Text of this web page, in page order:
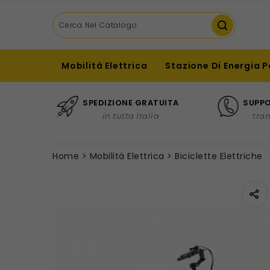
Mobilità Elettrica Stazione Di Energia
SPEDIZIONE GRATUITA
in tutta Italia
Home Mobilità Elettrica Biciclette Elettriche